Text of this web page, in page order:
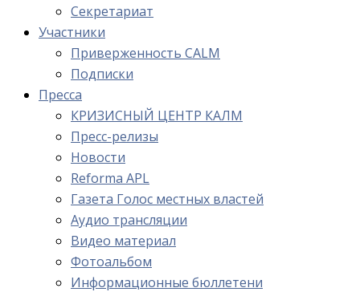
Cекретариат
Участники
Приверженность CALM
Подписки
Пресса
КРИЗИСНЫЙ ЦЕНТР КАЛМ
Пресс-релизы
Новости
Reforma APL
Газета Голос местных властей
Аудио трансляции
Видео материал
Фотоальбом
Информационные бюллетени